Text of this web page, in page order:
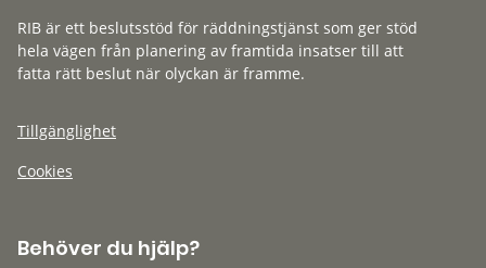
RIB är ett beslutsstöd för räddningstjänst som ger stöd
hela vägen från planering av framtida insatser till att
fatta rätt beslut när olyckan är framme.
Tillgänglighet
Cookies
Behöver du hjälp?